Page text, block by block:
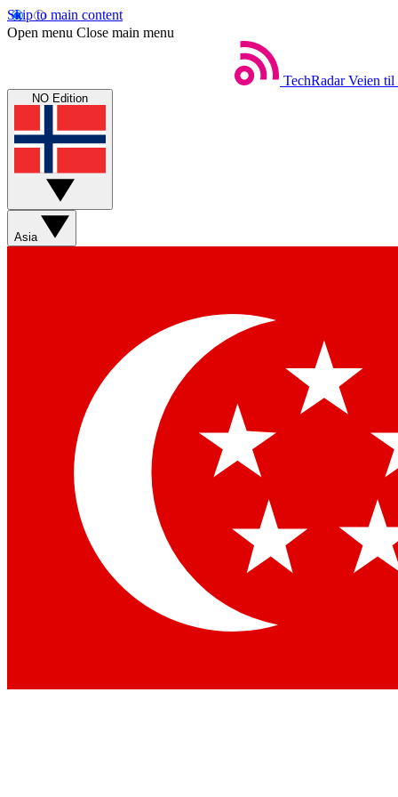
Skip to main content
Open menu Close main menu
TechRadar Veien til
NO Edition
Asia